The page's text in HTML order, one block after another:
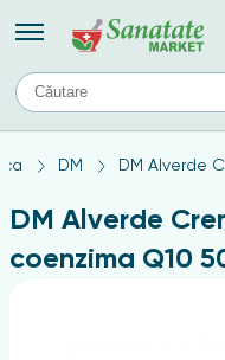
TIPURI
Ten
DM DM Alverde
DM Alverde
coenzima Q10